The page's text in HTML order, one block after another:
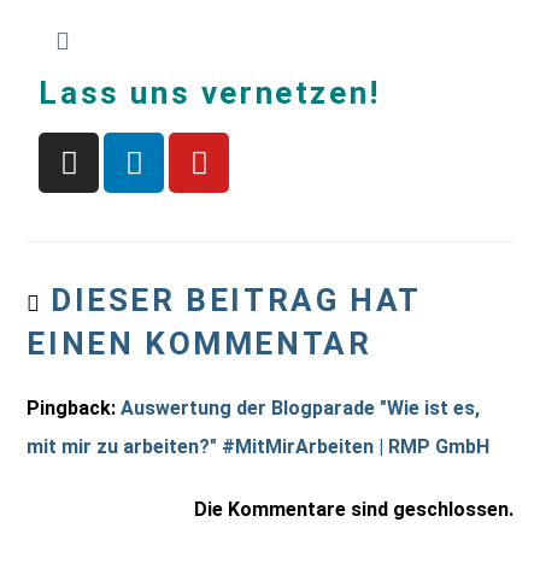
Lass uns vernetzen!
DIESER BEITRAG HAT
EINEN KOMMENTAR
Pingback:Auswertung der Blogparade "Wie ist es,
mit mir zu arbeiten?" #MitMirArbeiten | RMP GmbH
Die Kommentare sind geschlossen.